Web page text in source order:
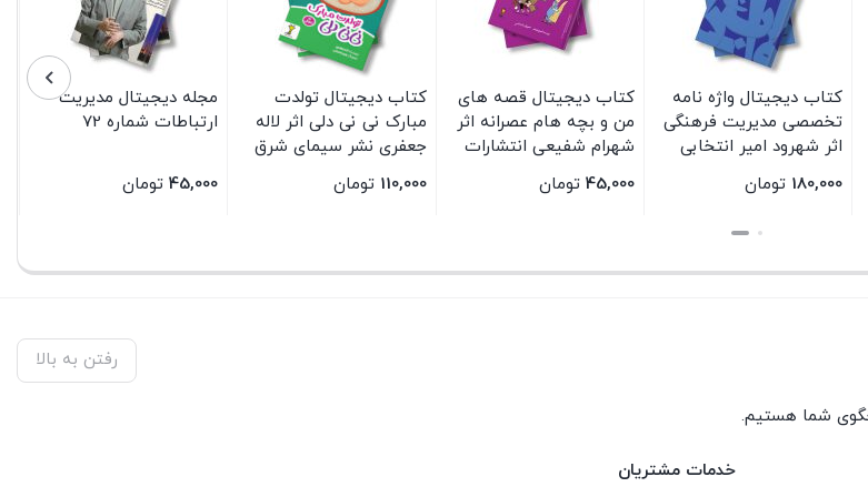
کتاب دیجیتال واژه نامه
تخصصی مدیریت فرهنگی
اثر شهرود امیر انتخابی
180,000 تومان
کتاب دیجیتال قصه های
من و بچه هام عصرانه اثر
شهرام شفیعی انتشارات
سیمای شرق
45,000 تومان
کتاب دیجیتال تولدت
مبارک نی نی دلی اثر لاله
جعفری نشر سیمای شرق
110,000 تومان
مجله دیجیتال مدیریت
ارتباطات شماره 72
45,000 تومان
رفتن به بالا
خدمات مشتریان